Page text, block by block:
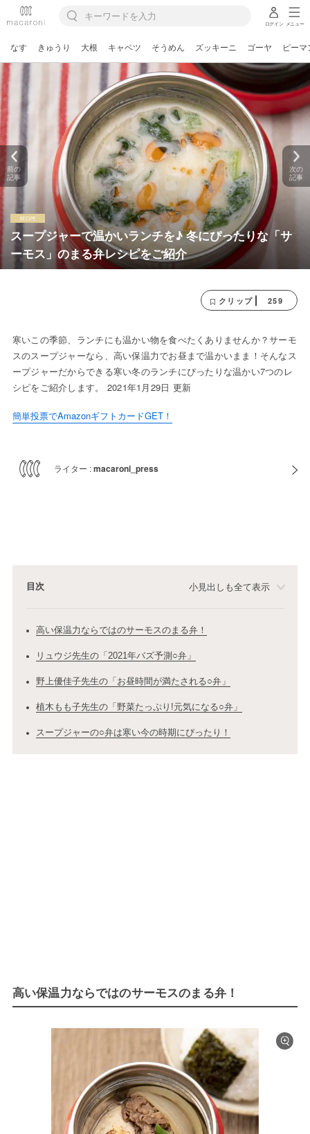
ログイン メニュー
なす きゅうり 大根 キャベツ そうめん ズッキーニ ゴーヤ ピーマ
スープジャーで温かいランチを♪ 冬にぴったりな「サ
ーモス」のまる弁レシピをご紹介
前の
記事
次の
記事
クリップ 259
寒いこの季節、ランチにも温かい物を食べたくありませんか？サーモ
スのスープジャーなら、高い保温力でお昼まで温かいまま！そんなス
ープジャーだからできる寒い冬のランチにぴったりな温かい7つのレ
シピをご紹介します。 2021年1月29日 更新
簡単投票でAmazonギフトカードGET！
ライター :macaroni_press
目次 小見出しも全て表示
高い保温力ならではのサーモスのまる弁！
リュウジ先生の「2021年バズ予測○弁」
野上優佳子先生の「お昼時間が満たされる○弁」
植木もも子先生の「野菜たっぷり!元気になる○弁」
スープジャーの○弁は寒い今の時期にぴったり！
高い保温力ならではのサーモスのまる弁！